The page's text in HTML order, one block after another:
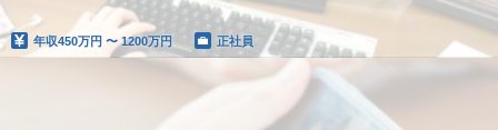
年収450万円 〜 1200万円 正社員